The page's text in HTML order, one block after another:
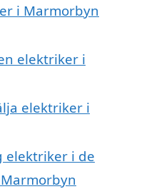
i Marmorbyn
elektriker i
elektriker i
elektriker i de